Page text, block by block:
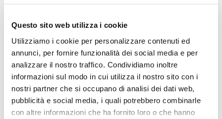
Questo sito web utilizza i cookie
Utilizziamo i cookie per personalizzare contenuti ed
annunci, per fornire funzionalità dei social media e per
analizzare il nostro traffico. Condividiamo inoltre
informazioni sul modo in cui utilizza il nostro sito con i
nostri partner che si occupano di analisi dei dati web,
pubblicità e social media, i quali potrebbero combinarle
con altre informazioni che ha fornito loro o che hanno
COPPIA CERNIERA
COMPL.LIGHT NERO DX+SX